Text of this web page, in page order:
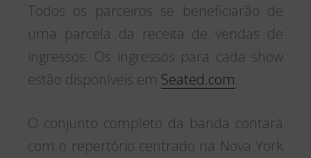
Todos os parceiros se beneficiarão de
uma parcela da receita de vendas de
ingressos. Os ingressos para cada show
estão disponíveis em Seated.com.
O conjunto completo da banda contará
com o repertório centrado na Nova York